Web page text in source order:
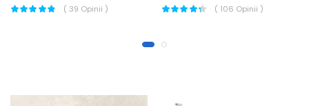
( 39 Opinii ) ( 106 Opinii )